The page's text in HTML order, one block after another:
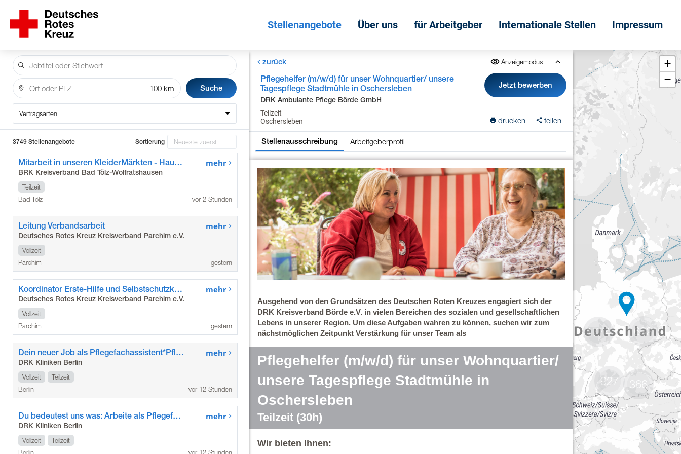
Stellenangebote Über uns für Arbeitgeber Internationale Stellen Impressum
Suche
Vertragsarten
3749 Stellenangebote Sortierung
Mitarbeit in unseren KleiderMärkten - Hauptstandort Bad Tölz (m/w/d)
BRK Kreisverband Bad Tölz-Wolfratshausen
Teilzeit
Bad Tölz
mehr
vor 2 Stunden
Leitung Verbandsarbeit
Deutsches Rotes Kreuz Kreisverband Parchim e.V.
Vollzeit
Parchim
mehr
gestern
Koordinator Erste-Hilfe und Selbstschutzkompetenz
Deutsches Rotes Kreuz Kreisverband Parchim e.V.
Vollzeit
Parchim
mehr
gestern
Dein neuer Job als Pflegefachassistent*Pflegefachassistentin im Kunstkrankenhaus
DRK Kliniken Berlin
Vollzeit
Teilzeit
Berlin
mehr
vor 12 Stunden
Du bedeutest uns was: Arbeite als Pflegefachkraft / Pflegefachfrau*mann in den DRK Kliniken Berlin Köpenick
DRK Kliniken Berlin
Vollzeit
Teilzeit
mehr
zurück Anzeigemodus
Pflegehelfer (m/w/d) für unser Wohnquartier/ unsere
Tagespflege Stadtmühle in Oschersleben
DRK Ambulante Pflege Börde GmbH
Teilzeit
Oschersleben
Jetzt bewerben
drucken teilen
Stellenausschreibung Arbeitgeberprofil
1774
927
682
366
+
−